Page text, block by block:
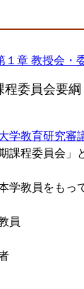
１章 教授会・
委員会要綱
学教育研究審
程委員会」
教員をもっ
員